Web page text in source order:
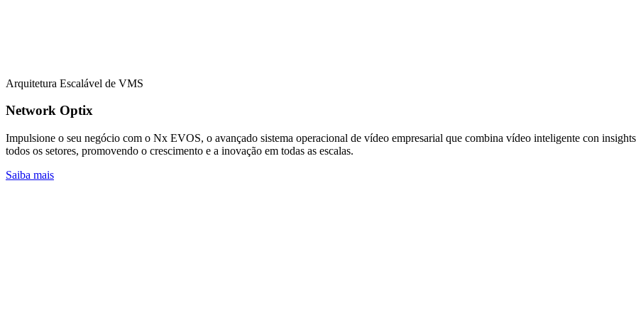
Arquitetura Escalável de VMS
Network Optix
Impulsione o seu negócio com o Nx EVOS, o avançado sistema operacional de vídeo empresarial que combina vídeo inteligente con
todos os setores, promovendo o crescimento e a inovação em todas as escalas.
Saiba mais